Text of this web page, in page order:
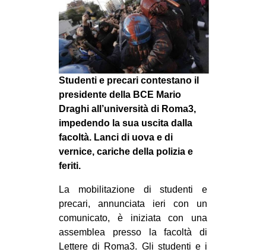
MOBILITAZIONI
SPAZI
SPORT POPOLARE
MOVIMENTI
AMBIENTE
ANTIFASCISMO
DIRITTO ALL’ABITARE
PRECARIATO
REPRESSIONE
STUDENTI
Studenti e precari contestano il
presidente della BCE Mario
Draghi all’università di Roma3,
impedendo la sua uscita dalla
facoltà. Lanci di uova e di
vernice, cariche della polizia e
feriti.
La mobilitazione di studenti e
precari, annunciata ieri con un
comunicato, è iniziata con una
assemblea presso la facoltà di
Lettere di Roma3. Gli studenti e i